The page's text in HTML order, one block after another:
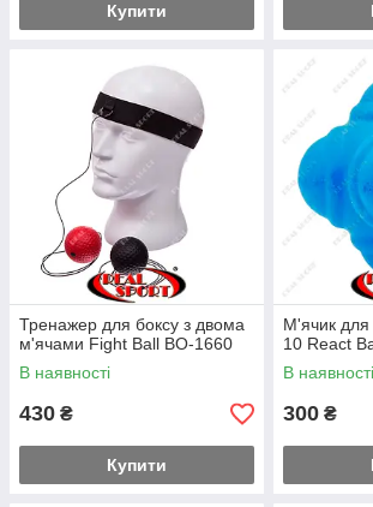
Купити
Тренажер для боксу з двома
м'ячами Fight Ball BO-1660
В наявності
430 ₴
Купити
М'ячик для
10 React
В наявності
300 ₴